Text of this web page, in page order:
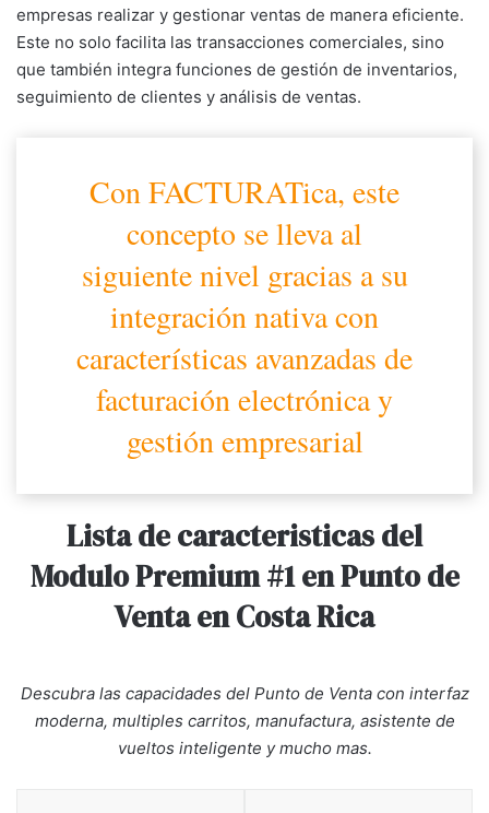
empresas realizar y gestionar ventas de manera eficiente.
Este no solo facilita las transacciones comerciales, sino
que también integra funciones de gestión de inventarios,
seguimiento de clientes y análisis de ventas.
Con FACTURATica, este
concepto se lleva al
siguiente nivel gracias a su
integración nativa con
características avanzadas de
facturación electrónica y
gestión empresarial
Lista de caracteristicas del
Modulo Premium #1 en Punto de
Venta en Costa Rica
Descubra las capacidades del Punto de Venta con interfaz
moderna, multiples carritos, manufactura, asistente de
vueltos inteligente y mucho mas.